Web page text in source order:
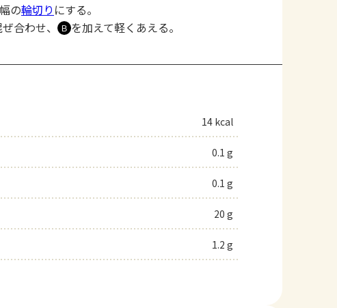
の輪切り にする。
合わせ、 Ｂ を加えて軽くあえる。
14 kcal
0.1 g
0.1 g
20 g
1.2 g